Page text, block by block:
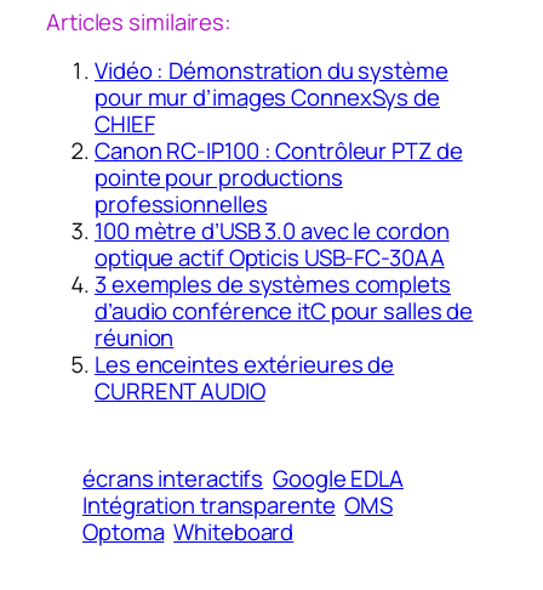
Articles similaires:
Vidéo : Démonstration du système
pour mur d’images ConnexSys de
CHIEF
Canon RC-IP100 : Contrôleur PTZ de
pointe pour productions
professionnelles​
100 mètre d’USB 3.0 avec le cordon
optique actif Opticis USB-FC-30AA
3 exemples de systèmes complets
d’audio conférence itC pour salles de
réunion
Les enceintes extérieures de
CURRENT AUDIO
écrans interactifs Google EDLA
Intégration transparente OMS
Optoma Whiteboard